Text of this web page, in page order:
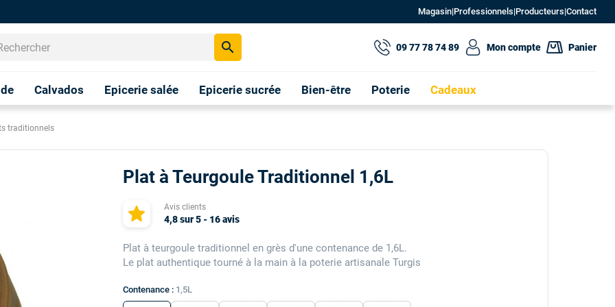
Magasin|Professionnels|Producteurs|Contact
search
Calvados Epicerie salée Epicerie sucrée Bien-être Poterie Cadeaux
09 77 78 74 89 Mon compte Panier
traditionnels
Plat à Teurgoule Traditionnel 1,6L
Avis clients
4,8sur5 - 16avis
Plat à teurgoule traditionnel en grès d'une contenance de 1,6L.
Le plat authentique tourné à la main à la poterie artisanale Turgis
Contenance : 1,5L